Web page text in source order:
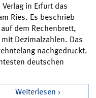
in Erfurt das
Ries. Es beschrieb
dem Rechenbrett,
Dezimalzahlen. Das
nachgedruckt.
deutschen
Weiterlesen